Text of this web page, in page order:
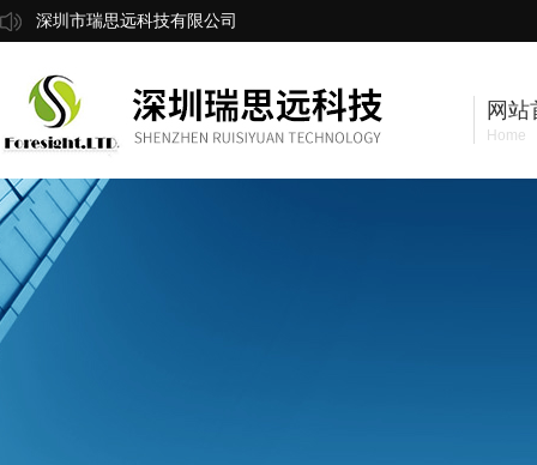
深圳市瑞思远科技有限公司
网站
Home